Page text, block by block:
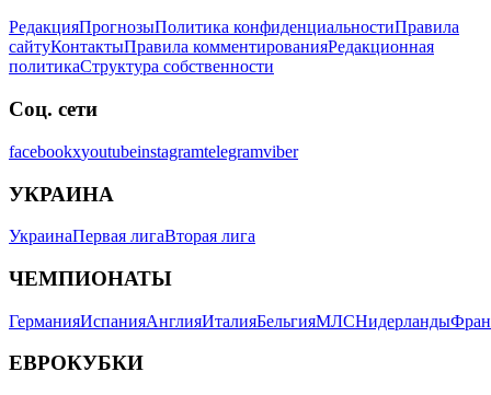
РедакцияПрогнозыПолитика конфиденциальностиПравила
сайтуКонтактыПравила комментированияРедакционная
политикаСтруктура собственности
Соц. сети
facebookxyoutubeinstagramtelegramviber
УКРАИНА
УкраинаПервая лигаВторая лига
ЧЕМПИОНАТЫ
ГерманияИспанияАнглияИталияБельгияМЛСНидерланды
ЕВРОКУБКИ